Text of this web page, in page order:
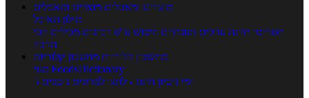
מוצרים ומאכלים מוצרים ומאכלים
מילון האוכל
תפריטי תזונה ערכים תזונתיים חיפוש ע"פ רכיבים מכילים הכי
הרבה
מחשבון קלוריות מחשבון קלוריות
מנוי FoodsDictionary
5 ימי ניסיון חינם - לחצו לפרטים נוספים